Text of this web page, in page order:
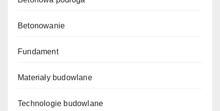
Betonowanie
Fundament
Materiały budowlane
Technologie budowlane